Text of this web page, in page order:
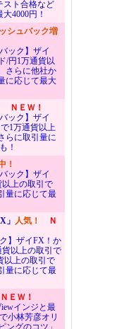
スト合格など
4000円！
シュバック増
ック】ザイ
/円1万通貨以
さらに他社か
に応じて最大
ＮＥＷ！
ック】ザイ
1万通貨以上
らに取引量に
！
！
ック】ザイ
上の取引で
量に応じて最
」 人気！
Ｎ
】ザイFX！か
以上の取引で
以上の取引で
量に応じて最
ＥＷ！
インジと最
小林芳彦オリ